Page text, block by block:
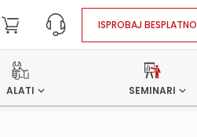
ISPROBAJ BESPLATNO
ALATI SEMINARI